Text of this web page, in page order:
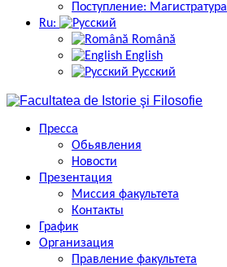
Поступление: Магистратура
Ru:
Română
English
Русский
Пресса
Обьявления
Новости
Презентация
Миссия факультета
Контакты
График
Организация
Правление факультета